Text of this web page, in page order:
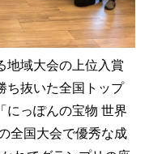
地域大会の上位入賞
ち抜いた全国トップ
にっぽんの宝物 世界
全国大会で優秀な成